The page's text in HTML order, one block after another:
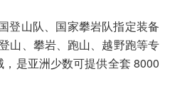
登山队、国家攀岩队指定装备
山、攀岩、跑山、越野跑等专
是亚洲少数可提供全套 8000